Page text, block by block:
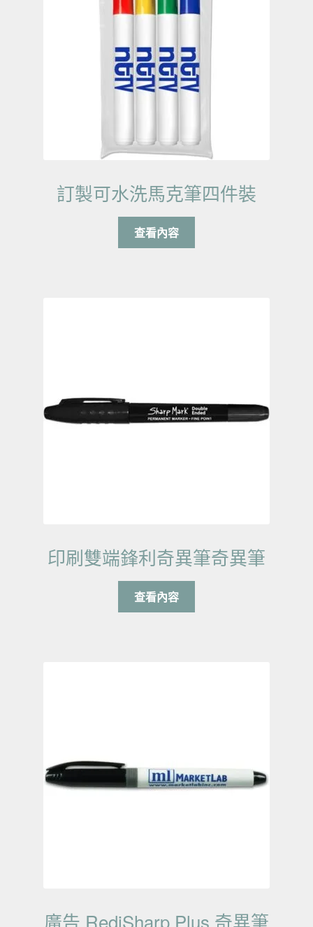
訂製可水洗馬克筆四件裝
查看內容
印刷雙端鋒利奇異筆奇異筆
查看內容
廣告 RediSharp Plus 奇異筆